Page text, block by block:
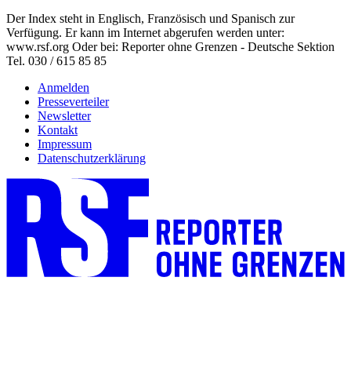
Der Index steht in Englisch, Französisch und Spanisch zur
Verfügung. Er kann im Internet abgerufen werden unter:
www.rsf.org Oder bei: Reporter ohne Grenzen - Deutsche Sektion
Tel. 030 / 615 85 85
Anmelden
Presseverteiler
Newsletter
Kontakt
Impressum
Datenschutzerklärung